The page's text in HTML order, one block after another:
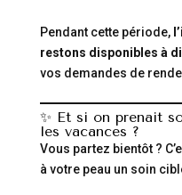
Pendant cette période,
restons disponibles à
vos demandes de
✨ Et si on prenait
les vacances ?
Vous partez bientôt ?
à votre peau un soin